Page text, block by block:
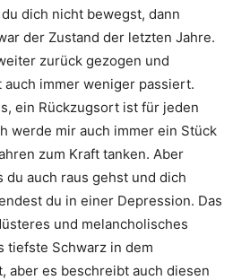
dich nicht bewegst, dann
der Zustand der letzten Jahre.
zurück gezogen und
immer weniger passiert.
ein Rückzugsort ist für jeden
werde mir auch immer ein Stück
zum Kraft tanken. Aber
du auch raus gehst und dich
du in einer Depression. Das
und melancholisches
tiefste Schwarz in dem
aber es beschreibt auch diesen